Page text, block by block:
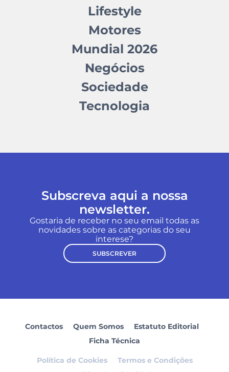
Lifestyle
Motores
Mundial 2026
Negócios
Sociedade
Tecnologia
Subscreva aqui a nossa
newsletter.
Gostaria de receber no seu email todas as
novidades sobre as categorias do seu
interese?
SUBSCREVER
Contactos Quem Somos
Estatuto Editorial
Ficha Técnica
Política de Cookies
Termos e Condições